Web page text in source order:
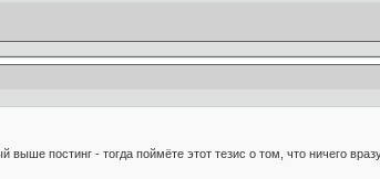
выше постинг - тогда поймёте этот тезис о том, что ничего